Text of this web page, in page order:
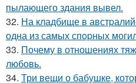
пылающего здания вывел.
32. На кладбище в
одна из самых спopных
33. Почему в отношениях
любовь.
34. Три вещи о бабушке,